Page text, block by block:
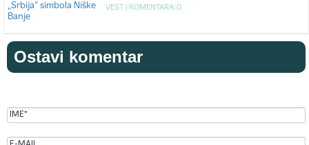
VEST | KOMENTARA: 0
Ostavi komentar